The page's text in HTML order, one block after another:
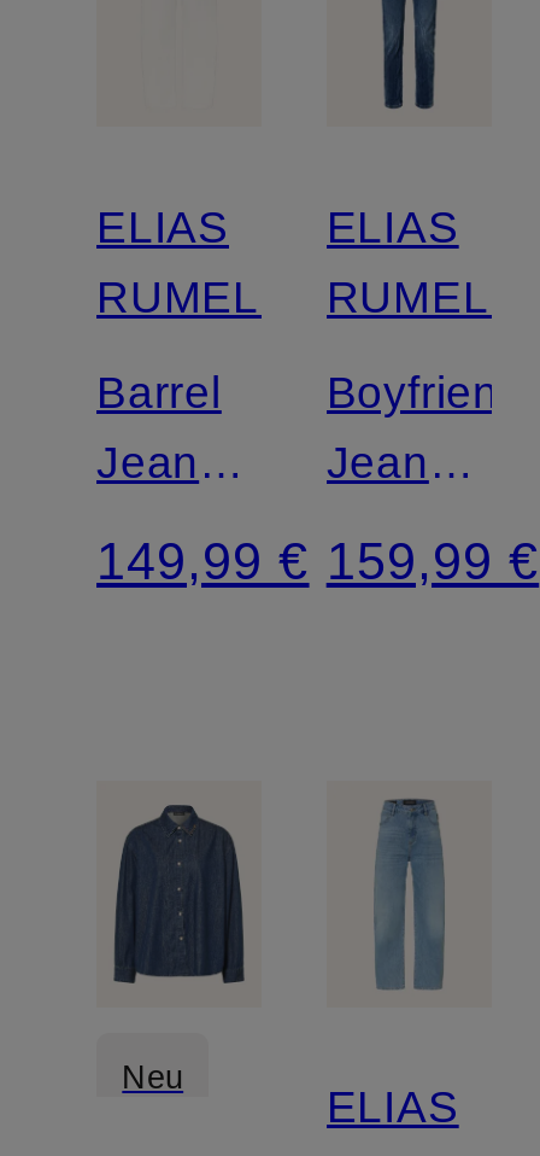
ELIAS
RUMELIS
Barrel
Jeans
YOANA
149,99 €
ELIAS
RUMELIS
Boyfriend
Jeans
LEONA
159,99 €
Neu
ELIAS